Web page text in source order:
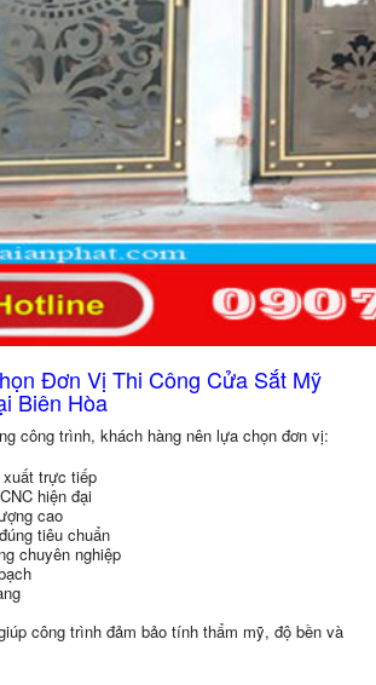
Đơn Vị Thi Công Cửa Sắt Mỹ
Biên Hòa
công trình, khách hàng nên lựa chọn đơn vị:
trực tiếp
hiện đại
cao
tiêu chuẩn
chuyên nghiệp
công trình đảm bảo tính thẩm mỹ, độ bền và